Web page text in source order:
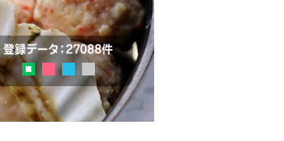
登録データ：27036品目
ピンク ブルーグレー